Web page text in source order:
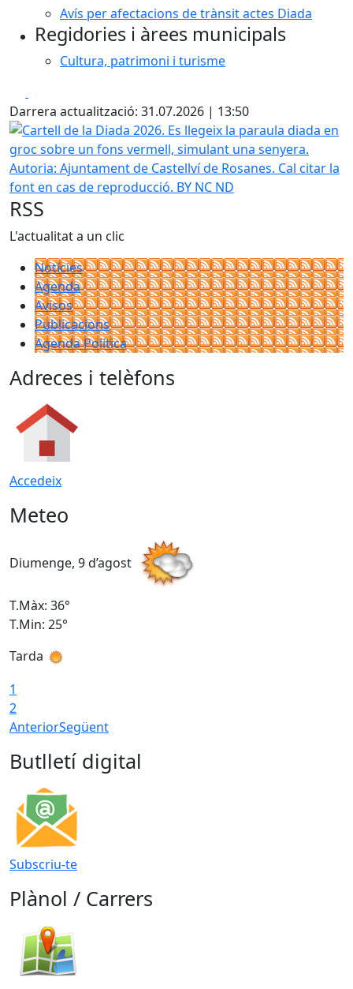
Avís per afectacions de trànsit actes Diada
Regidories i àrees municipals
Cultura, patrimoni i turisme
Darrera actualització: 31.07.2026 | 13:50
Cartell de la Diada 2026. Es llegeix la paraula diada en
Autoria: Ajuntament de Castellví de Rosanes. Cal citar la
font en cas de reproducció. BY NC ND
RSS
L'actualitat a un clic
Notícies
Agenda
Avisos
Publicacions
Agenda Política
Adreces i telèfons
Accedeix
Meteo
Diumenge, 9 d’agost
T.Màx: 36°
T.Min: 25°
Tarda
1
2
AnteriorSegüent
Butlletí digital
Subscriu-te
Plànol / Carrers